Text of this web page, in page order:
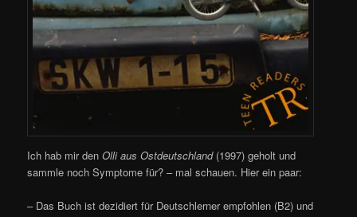
Ich hab mir denOlli aus Ostdeutschland(1997) geholt und
sammle noch Symptome für? – mal schauen. Hier ein paar:
– Das Buch ist dezidiert für Deutschlerner empfohlen (B2) und